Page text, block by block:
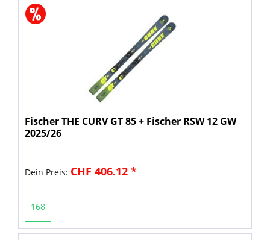
Fischer THE CURV GT 85 + Fischer RSW 12 GW
2025/26
Dein Preis: CHF 406.12 *
168